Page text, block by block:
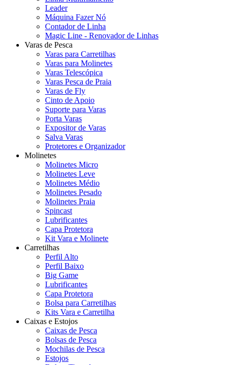
Leader
Máquina Fazer Nó
Contador de Linha
Magic Line - Renovador de Linhas
Varas de Pesca
Varas para Carretilhas
Varas para Molinetes
Varas Telescópica
Varas Pesca de Praia
Varas de Fly
Cinto de Apoio
Suporte para Varas
Porta Varas
Expositor de Varas
Salva Varas
Protetores e Organizador
Molinetes
Molinetes Micro
Molinetes Leve
Molinetes Médio
Molinetes Pesado
Molinetes Praia
Spincast
Lubrificantes
Capa Protetora
Kit Vara e Molinete
Carretilhas
Perfil Alto
Perfil Baixo
Big Game
Lubrificantes
Capa Protetora
Bolsa para Carretilhas
Kits Vara e Carretilha
Caixas e Estojos
Caixas de Pesca
Bolsas de Pesca
Mochilas de Pesca
Estojos